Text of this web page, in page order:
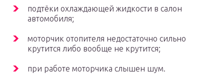
подтёки охлаждающей жидкости в салон
автомобиля;
моторчик отопителя недостаточно сильно
крутится либо вообще не крутится;
при работе моторчика слышен шум.